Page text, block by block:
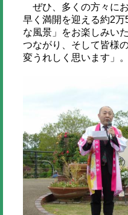
ぜひ、多くの方々に
早く満開を迎える約2
な風景」をお楽しみい
つながり、そして皆様
変うれしく思います」。